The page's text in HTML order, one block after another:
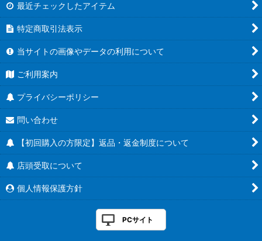
最近チェックしたアイテム
特定商取引法表示
当サイトの画像やデータの利用について
ご利用案内
プライバシーポリシー
問い合わせ
【初回購入の方限定】返品・返金制度について
店頭受取について
個人情報保護方針
PCサイト